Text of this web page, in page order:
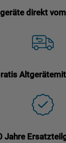
direkt
Jahre